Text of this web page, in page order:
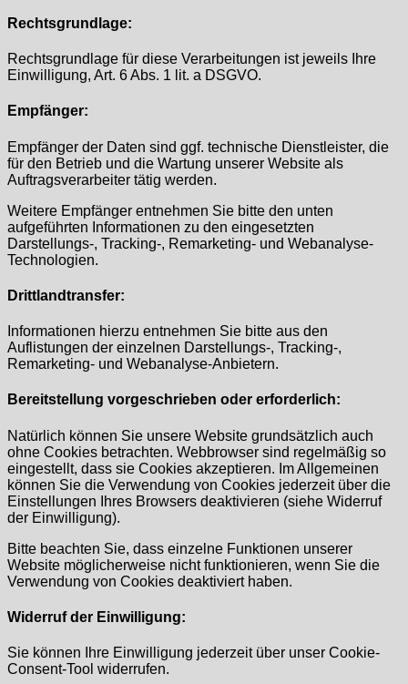
Rechtsgrundlage:
Rechtsgrundlage für diese Verarbeitungen ist jeweils Ihre
Einwilligung, Art. 6 Abs. 1 lit. a DSGVO.
Empfänger:
Empfänger der Daten sind ggf. technische Dienstleister, die
für den Betrieb und die Wartung unserer Website als
Auftragsverarbeiter tätig werden.
Weitere Empfänger entnehmen Sie bitte den unten
aufgeführten Informationen zu den eingesetzten
Darstellungs-, Tracking-, Remarketing- und Webanalyse-
Technologien.
Drittlandtransfer:
Informationen hierzu entnehmen Sie bitte aus den
Auflistungen der einzelnen Darstellungs-, Tracking-,
Remarketing- und Webanalyse-Anbietern.
Bereitstellung vorgeschrieben oder erforderlich:
Natürlich können Sie unsere Website grundsätzlich auch
ohne Cookies betrachten. Webbrowser sind regelmäßig so
eingestellt, dass sie Cookies akzeptieren. Im Allgemeinen
können Sie die Verwendung von Cookies jederzeit über die
Einstellungen Ihres Browsers deaktivieren (siehe Widerruf
der Einwilligung).
Bitte beachten Sie, dass einzelne Funktionen unserer
Website möglicherweise nicht funktionieren, wenn Sie die
Verwendung von Cookies deaktiviert haben.
Widerruf der Einwilligung:
Sie können Ihre Einwilligung jederzeit über unser Cookie-
Consent-Tool widerrufen.